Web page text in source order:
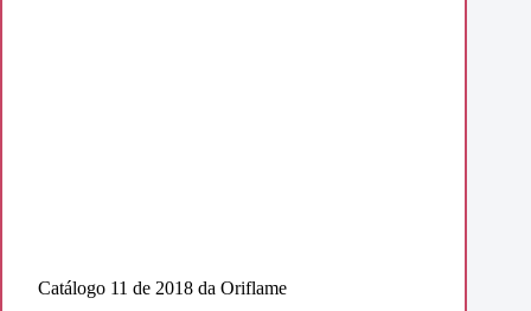
Catálogo 11 de 2018 da Oriflame